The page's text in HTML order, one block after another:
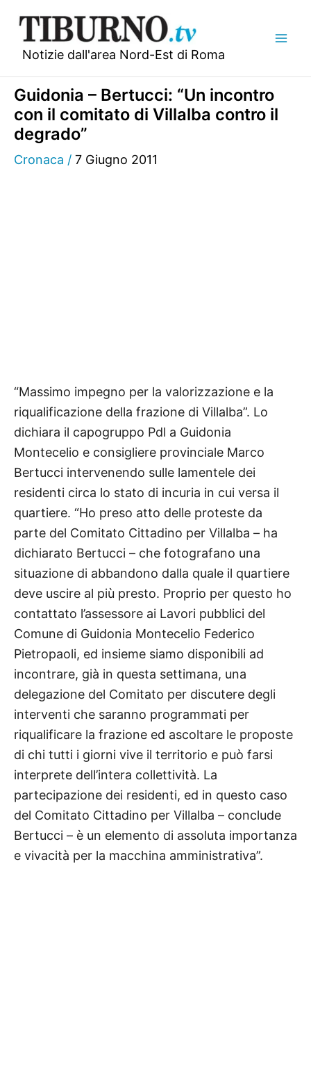
contenuto
Notizie dall'area Nord-Est di Roma
Guidonia – Bertucci: “Un incontro
con il comitato di Villalba contro il
degrado”
Cronaca / 7 Giugno 2011
“Massimo impegno per la valorizzazione e la
riqualificazione della frazione di Villalba”. Lo
dichiara il capogruppo Pdl a Guidonia
Montecelio e consigliere provinciale Marco
Bertucci intervenendo sulle lamentele dei
residenti circa lo stato di incuria in cui versa il
quartiere. “Ho preso atto delle proteste da
parte del Comitato Cittadino per Villalba – ha
dichiarato Bertucci – che fotografano una
situazione di abbandono dalla quale il quartiere
deve uscire al più presto. Proprio per questo ho
contattato l’assessore ai Lavori pubblici del
Comune di Guidonia Montecelio Federico
Pietropaoli, ed insieme siamo disponibili ad
incontrare, già in questa settimana, una
delegazione del Comitato per discutere degli
interventi che saranno programmati per
riqualificare la frazione ed ascoltare le proposte
di chi tutti i giorni vive il territorio e può farsi
interprete dell’intera collettività. La
partecipazione dei residenti, ed in questo caso
del Comitato Cittadino per Villalba – conclude
Bertucci – è un elemento di assoluta importanza
e vivacità per la macchina amministrativa”.